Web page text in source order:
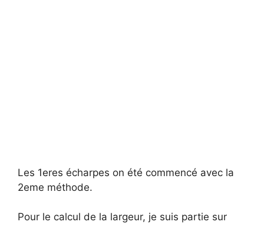
Les 1eres écharpes on été commencé avec la
2eme méthode.
Pour le calcul de la largeur, je suis partie sur